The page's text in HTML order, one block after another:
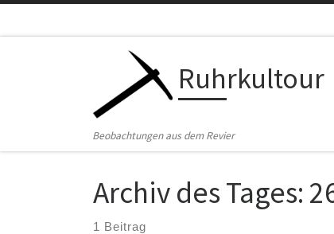
Ruhrkultour
Beobachtungen aus dem Revier
Archiv des Tages:
1 Beitrag